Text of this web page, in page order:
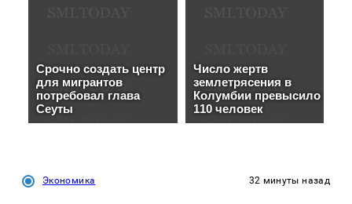
Экономика 32 минуты назад